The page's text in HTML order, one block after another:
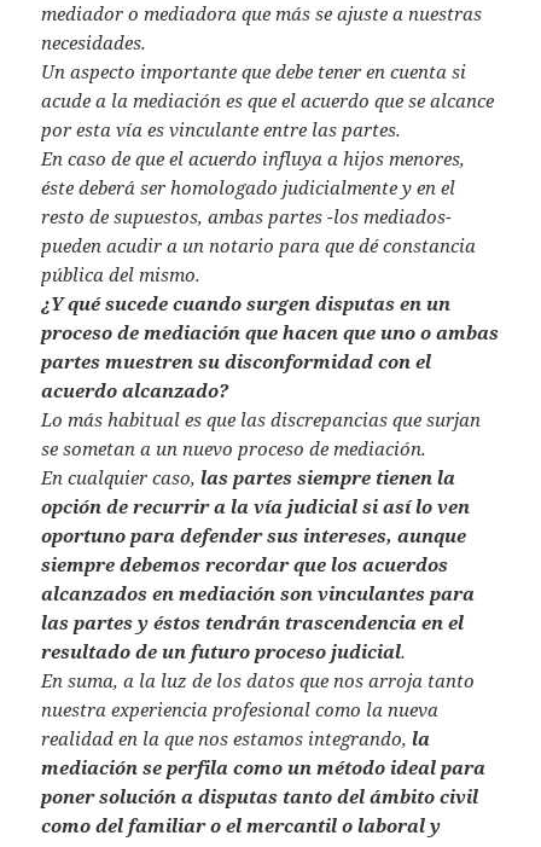
mediador o mediadora que más se ajuste a nuestras
necesidades.
Un aspecto importante que debe tener en cuenta si
acude a la mediación es que el acuerdo que se alcance
por esta vía es vinculante entre las partes.
En caso de que el acuerdo influya a hijos menores,
éste deberá ser homologado judicialmente y en el
resto de supuestos, ambas partes -los mediados-
pueden acudir a un notario para que dé constancia
pública del mismo.
¿Y qué sucede cuando surgen disputas en un
proceso de mediación que hacen que uno o ambas
partes muestren su disconformidad con el
acuerdo alcanzado?
Lo más habitual es que las discrepancias que surjan
se sometan a un nuevo proceso de mediación.
En cualquier caso,las partes siempre tienen la
opción de recurrir a la vía judicial si así lo ven
oportuno para defender sus intereses, aunque
siempre debemos recordar que los acuerdos
alcanzados en mediación son vinculantes para
las partes y éstos tendrán trascendencia en el
resultado de un futuro proceso judicial.
En suma, a la luz de los datos que nos arroja tanto
nuestra experiencia profesional como la nueva
realidad en la que nos estamos integrando,la
mediación se perfila como un método ideal para
poner solución a disputas tanto del ámbito civil
como del familiar o el mercantil o laboral y